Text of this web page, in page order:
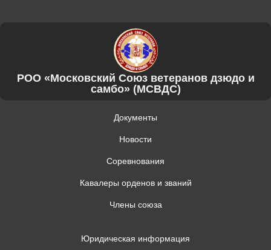
РОО «Московский Союз ветеранов дзюдо и
самбо» (МСВДС)
Документы
Новости
Соревнования
Кавалеры орденов и званий
Члены союза
Юридическая информация